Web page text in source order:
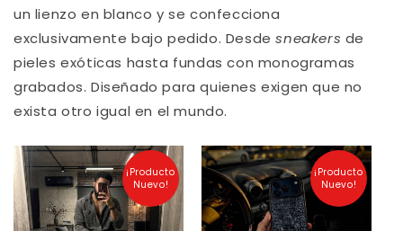
un lienzo en blanco y se confecciona
exclusivamente bajo pedido. Desdesneakers de
pieles exóticas hasta fundas con monogramas
grabados. Diseñado para quienes exigen que no
exista otro igual en el mundo.
¡Producto
Nuevo!
¡Producto
Nuevo!